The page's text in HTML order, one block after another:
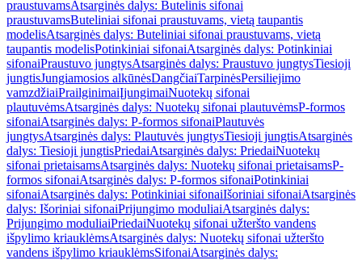
praustuvamsAtsarginės dalys: Butelinis sifonai
praustuvamsButeliniai sifonai praustuvams, vietą taupantis
modelisAtsarginės dalys: Buteliniai sifonai praustuvams, vietą
taupantis modelisPotinkiniai sifonaiAtsarginės dalys: Potinkiniai
sifonaiPraustuvo jungtysAtsarginės dalys: Praustuvo jungtysTiesioji
jungtisJungiamosios alkūnėsDangčiaiTarpinėsPersiliejimo
vamzdžiaiPrailginimaiĮjungimaiNuotekų sifonai
plautuvėmsAtsarginės dalys: Nuotekų sifonai plautuvėmsP-formos
sifonaiAtsarginės dalys: P-formos sifonaiPlautuvės
jungtysAtsarginės dalys: Plautuvės jungtysTiesioji jungtisAtsarginės
dalys: Tiesioji jungtisPriedaiAtsarginės dalys: PriedaiNuotekų
sifonai prietaisamsAtsarginės dalys: Nuotekų sifonai prietaisamsP-
formos sifonaiAtsarginės dalys: P-formos sifonaiPotinkiniai
sifonaiAtsarginės dalys: Potinkiniai sifonaiIšoriniai sifonaiAtsarginės
dalys: Išoriniai sifonaiPrijungimo moduliaiAtsarginės dalys:
Prijungimo moduliaiPriedaiNuotekų sifonai užteršto vandens
išpylimo kriauklėmsAtsarginės dalys: Nuotekų sifonai užteršto
vandens išpylimo kriauklėmsSifonaiAtsarginės dalys: